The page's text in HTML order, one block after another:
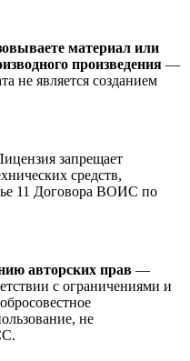
материал или
произведения —
не является созданием
запрещает
средств,
11 Договора ВОИС по
авторских прав —
с ограничениями и
не